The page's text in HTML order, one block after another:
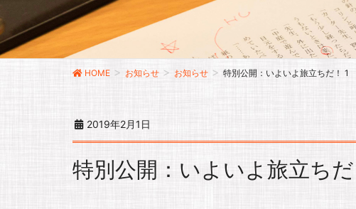
HOME お知らせ お知らせ 特別公開：いよいよ旅立ちだ！
2019年2月1日
特別公開：いよいよ旅立ち